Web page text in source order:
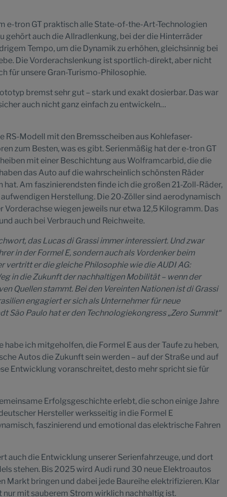
e-tron GT praktisch alle State-of-the-Art-Technologien
gehört auch die Allradlenkung, bei der die Hinterräder
Tempo, um die Dynamik zu erhöhen, gleichsinnig bei
Die Vorderachslenkung ist sportlich-direkt, aber nicht
für unsere Gran-Turismo-Philosophie.
bremst sehr gut – stark und exakt dosierbar. Das war
auch nicht ganz einfach zu entwickeln…
RS-Modell mit den Bremsscheiben aus Kohlefaser-
zum Besten, was es gibt. Serienmäßig hat der e-tron GT
mit einer Beschichtung aus Wolframcarbid, die die
das Auto auf die wahrscheinlich schönsten Räder
hat. Am faszinierendsten finde ich die großen 21-Zoll-Räder,
Herstellung. Die 20-Zöller sind aerodynamisch
Vorderachse wiegen jeweils nur etwa 12,5 Kilogramm. Das
auch bei Verbrauch und Reichweite.
das Lucas di Grassi immer interessiert. Und zwar
in der Formel E, sondern auch als Vordenker beim
vertritt er die gleiche Philosophie wie die AUDI AG:
in die Zukunft der nachhaltigen Mobilität – wenn der
Quellen stammt. Bei den Vereinten Nationen ist di Grassi
engagiert er sich als Unternehmer für neue
São Paulo hat er den Technologiekongress „Zero Summit“
habe ich mitgeholfen, die Formel E aus der Taufe zu heben,
Autos die Zukunft sein werden – auf der Straße und auf
Entwicklung voranschreitet, desto mehr spricht sie für
Erfolgsgeschichte erlebt, die schon einige Jahre
Hersteller werksseitig in die Formel E
faszinierend und emotional das elektrische Fahren
auch die Entwicklung unserer Serienfahrzeuge, und dort
stehen. Bis 2025 wird Audi rund 30 neue Elektroautos
Markt bringen und dabei jede Baureihe elektrifizieren. Klar
mit sauberem Strom wirklich nachhaltig ist.